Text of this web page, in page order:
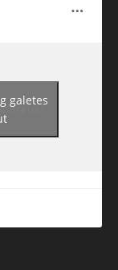
galetes